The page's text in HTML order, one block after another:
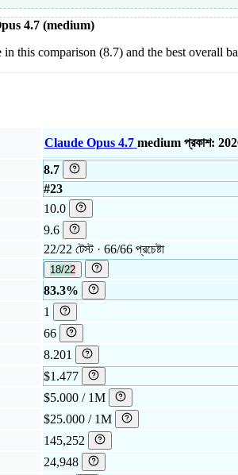
4.7 (medium)
in this comparison (8.7) and the best overall
Claude Opus 4.7 medium প্রকাশ:
8.7
#23
10.0
9.6
22/22 টেস্ট · 66/66 প্রচেষ্টা
18/22
83.3%
1
66
8.201
$1.477
$5.000 / 1M
$25.000 / 1M
145,252
24,948